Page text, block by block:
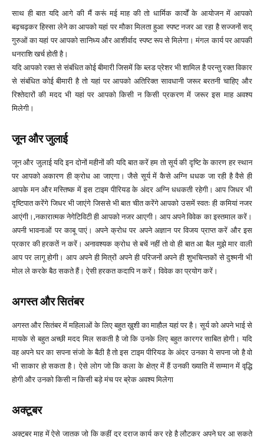
साथ ही बात यदि आगे की मैं करूं मई माह की तो धार्मिक कार्यों के आयोजन में आपको
बढ़चढ़कर हिस्सा लेने का आपको यहां पर मौका मिलता हुआ स्पष्ट नजर आ रहा है सज्जनों सद्
गुरुओं का यहां पर आपको सानिध्य और आशीर्वाद स्पष्ट रूप से मिलेगा। मंगल कार्य पर आपकी
धनराशि खर्च होती है।
यदि आपको रक्त से संबंधित कोई बीमारी जिसमें कि ब्लड प्रेशर भी शामिल है परन्तु रक्त विकार
से संबंधित कोई बीमारी है तो यहां पर आपको अतिरिक्त सावधानी जरूर बरतनी चाहिए और
रिश्तेदारों की मदद भी यहां पर आपको किसी न किसी प्रकरण में जरूर इस माह अवश्य
मिलेगी।
जून और जुलाई
जून और जुलाई यदि इन दोनों महीनों की यदि बात करें हम तो सूर्य की दृष्टि के कारण हर स्थान
पर आपको अकारण ही क्रोध आ जाएगा। जैसे सूर्य में कैसे अग्नि धधक जा रही है वैसे ही
आपके मन और मस्तिष्क में इस टाइम पीरियड के अंदर अग्नि धधकती रहेगी। आप जिधर भी
दृष्टिपात करेंगे जिधर भी जाएंगे जिससे भी बात चीत करेंगे आपको उसमें स्वतः ही कमियां नजर
आएंगी।,नकारात्मक नेगेटिविटी ही आपको नजर आएगी। आप अपने विवेक का इस्तमाल करें।
अपनी भावनाओं पर काबू पाएं। अपने क्रोध पर अपने अज्ञान पर विजय प्राप्त करें और इस
प्रकार की हरकतें न करें। अनावश्यक क्रोध से बचें नहीं तो वो ही बात आ बैल मुझे मार वाली
आप पर लागू होगी। आप अपने ही मित्रों अपने ही परिजनों अपने ही शुभचिन्तकों से दुश्मनी भी
मोल ले करके बैठ सकते हैं। ऐसी हरकत कदापि न करें। विवेक का प्रयोग करें।
अगस्त और सितंबर
अगस्त और सितंबर में महिलाओं के लिए बहुत ख़ुशी का माहौल यहां पर है। सूर्य को अपने भाई से
मायके से बहुत अच्छी मदद मिल सकती है जो कि उनके लिए बहुत कारगर साबित होगी। यदि
वह अपने घर का सपना संजो के बैठी है तो इस टाइम पीरियड के अंदर उनका ये सपना जो है वो
भी साकार हो सकता है। ऐसे लोग जो कि कला के क्षेत्र में हैं उनकी ख्याति में सम्मान में वृद्धि
होगी और उनको किसी न किसी बड़े मंच पर ब्रेक अवश्य मिलेगा
अक्टूबर
अक्टूबर माह में ऐसे जातक जो कि कहीं दूर दराज कार्य कर रहे है लौटकर अपने घर आ सकते